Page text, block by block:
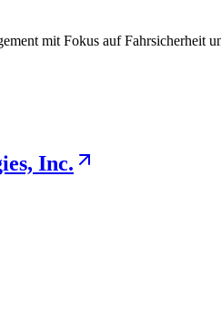
mit Fokus auf Fahrsicherheit
Inc.